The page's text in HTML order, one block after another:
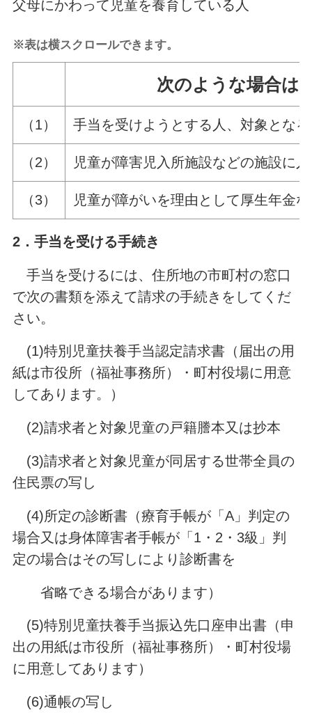
父母にかわって児童を養育している人
※表は横スクロールできます。
次のような場合は
（1） 手当を受けようとする人、対象とな
（2） 児童が障害児入所施設などの施設に
（3） 児童が障がいを理由として厚生年金
2．手当を受ける手続き
手当を受けるには、住所地の市町村の窓口
で次の書類を添えて請求の手続きをしてくだ
さい。
(1)特別児童扶養手当認定請求書（届出の用
紙は市役所（福祉事務所）・町村役場に用意
してあります。）
(2)請求者と対象児童の戸籍謄本又は抄本
(3)請求者と対象児童が同居する世帯全員の
住民票の写し
(4)所定の診断書（療育手帳が「A」判定の
場合又は身体障害者手帳が「1・2・3級」判
定の場合はその写しにより診断書を
省略できる場合があります）
(5)特別児童扶養手当振込先口座申出書（申
出の用紙は市役所（福祉事務所）・町村役場
に用意してあります）
(6)通帳の写し